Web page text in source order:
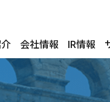
会社情報 IR情報